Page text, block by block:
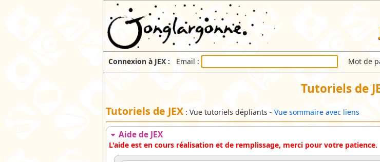
Connexion à JEX : Email : Mot de
Tutoriels de
Tutoriels de JEX : Vue tutoriels dépliants - Vue sommaire avec liens
Aide de JEX
L'aide est en cours réalisation et de remplissage, merci pour votre patience.